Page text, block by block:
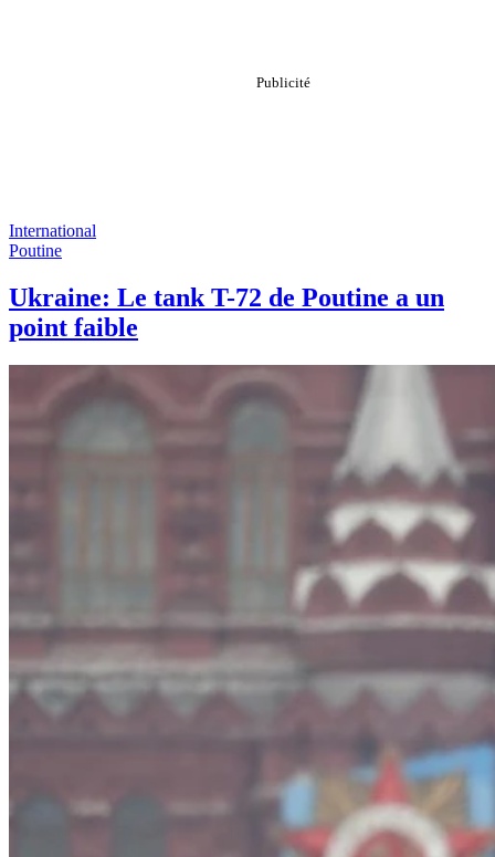
International
Poutine
Ukraine: Le tank T-72 de Poutine a un
point faible